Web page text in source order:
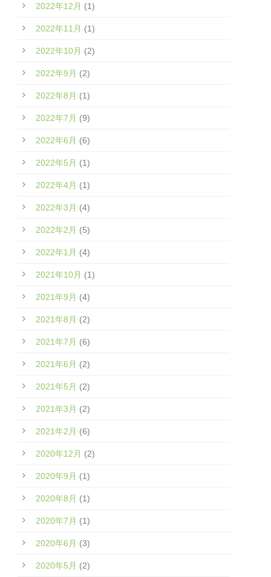
2022年12月 (1)
2022年11月 (1)
2022年10月 (2)
2022年9月 (2)
2022年8月 (1)
2022年7月 (9)
2022年6月 (6)
2022年5月 (1)
2022年4月 (1)
2022年3月 (4)
2022年2月 (5)
2022年1月 (4)
2021年10月 (1)
2021年9月 (4)
2021年8月 (2)
2021年7月 (6)
2021年6月 (2)
2021年5月 (2)
2021年3月 (2)
2021年2月 (6)
2020年12月 (2)
2020年9月 (1)
2020年8月 (1)
2020年7月 (1)
2020年6月 (3)
2020年5月 (2)